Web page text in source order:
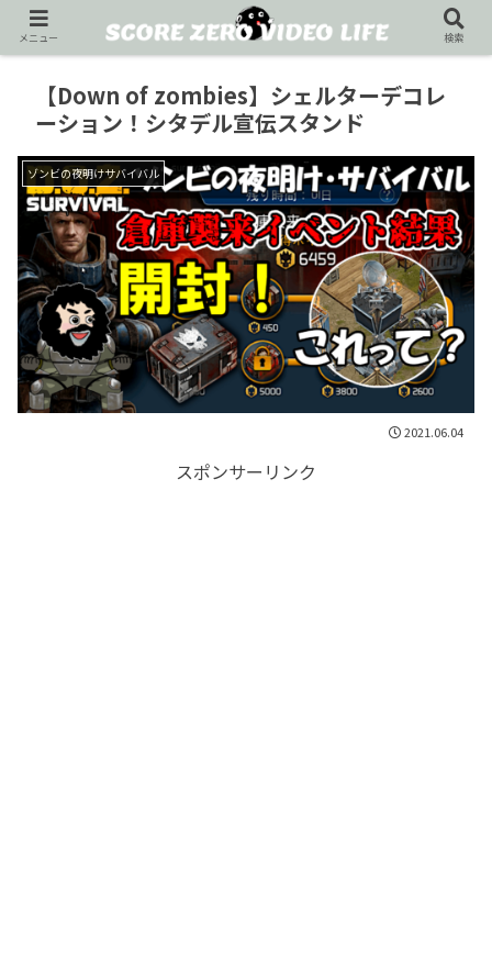
【Down of zombies】シェルターデコレ
ーション！シタデル宣伝スタンド
ゾンビの夜明けサバイバル
2021.06.04
スポンサーリンク
メニュー 検索